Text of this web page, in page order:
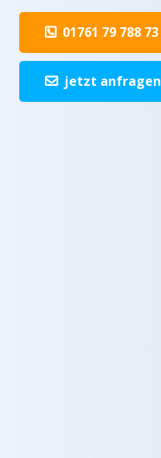
01761 79 788 73
jetzt anfragen